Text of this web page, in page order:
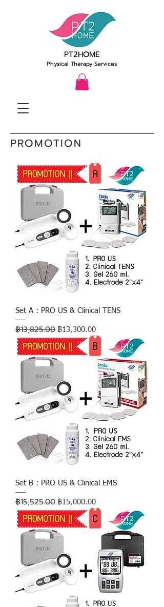
PT2HOME
Physical Therapy Services
PROMOTION
Set A : PRO US & Clinical TENS
ราคาปกติ
฿13,825.00 ราคาขายลด
฿13,300.00
Set B : PRO US & Clinical EMS
ราคาปกติ
฿15,525.00 ราคาขายลด
฿15,000.00